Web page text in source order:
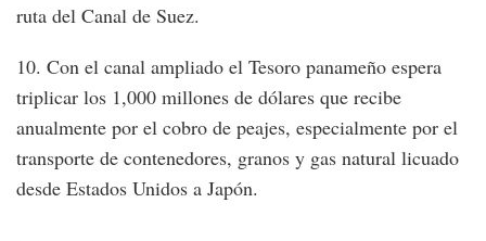
ruta del Canal de Suez.
10. Con el canal ampliado el Tesoro panameño espera
triplicar los 1,000 millones de dólares que recibe
anualmente por el cobro de peajes, especialmente por el
transporte de contenedores, granos y gas natural licuado
desde Estados Unidos a Japón.